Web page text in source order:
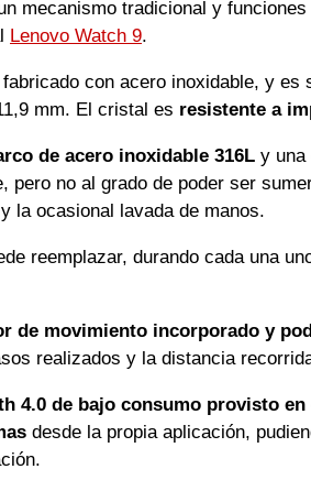
mecanismo tradicional y
Lenovo Watch 9.
con acero inoxidable, y es
mm. El cristal es resistente a
de acero inoxidable 316L y una
no al grado de poder ser
la ocasional lavada de manos.
reemplazar, durando cada una
de movimiento incorporado y
realizados y la distancia
4.0 de bajo consumo provisto
desde la propia aplicación,